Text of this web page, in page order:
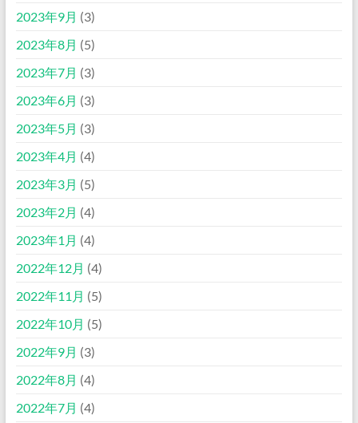
2023年9月 (3)
2023年8月 (5)
2023年7月 (3)
2023年6月 (3)
2023年5月 (3)
2023年4月 (4)
2023年3月 (5)
2023年2月 (4)
2023年1月 (4)
2022年12月 (4)
2022年11月 (5)
2022年10月 (5)
2022年9月 (3)
2022年8月 (4)
2022年7月 (4)